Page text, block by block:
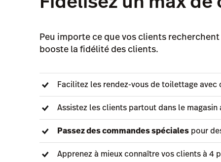
Peu importe ce que vos clients
booste la fidélité des clients.
Facilitez les rendez-vous de toilettage avec
Assistez les clients partout dans le
Passez des commandes spéciales pour
Apprenez à mieux connaître vos clients à 4